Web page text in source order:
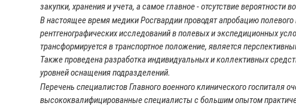
закупки, хранения и учета, а самое главное - отсутствие вероятности
В настоящее время медики Росгвардии проводят апробацию
рентгенографических исследований в полевых и экспедиционных
трансформируется в транспортное положение, является
Также проведена разработка индивидуальных и коллективных
уровней оснащения подразделений.
Перечень специалистов Главного военного клинического
высококвалифицированные специалисты с большим опытом